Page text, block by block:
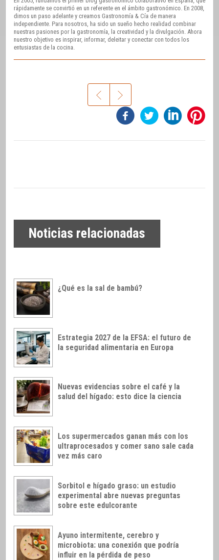
rápidamente se convirtió en un referente en el ámbito gastronómico. En 2008,
dimos un paso adelante y creamos Gastronomía & Cía de manera
independiente. Para nosotros, ha sido un sueño hecho realidad combinar
nuestras pasiones por la gastronomía, la creatividad y la divulgación. Ahora
nuestro objetivo es inspirar, informar, deleitar y conectar con todos los
entusiastas de la cocina.
Noticias relacionadas
¿Qué es la sal de bambú?
Estrategia 2027 de la EFSA: el futuro de
la seguridad alimentaria en Europa
Nuevas evidencias sobre el café y la
salud del hígado: esto dice la ciencia
Los supermercados ganan más con los
ultraprocesados y comer sano sale cada
vez más caro
Sorbitol e hígado graso: un estudio
experimental abre nuevas preguntas
sobre este edulcorante
Ayuno intermitente, cerebro y
microbiota: una conexión que podría
influir en la pérdida de peso